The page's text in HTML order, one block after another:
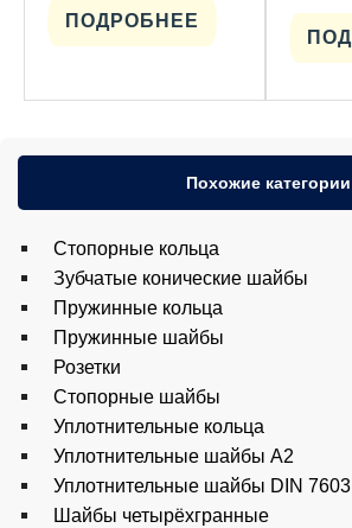
ПОДРОБНЕЕ
Похожие
Cтопорные кольца
Зубчатые конические шайбы
Пружинные кольца
Пружинные шайбы
Розетки
Стопорные шайбы
Уплотнительные кольца
Уплотнительные шайбы A2
Уплотнительные шайбы DIN
Шайбы четырёхгранные